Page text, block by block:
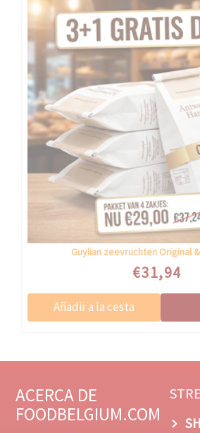
Guylian zeevruchten Original
Speciale prijs
€31,94
ACERCA DE
FOODBELGIUM.COM